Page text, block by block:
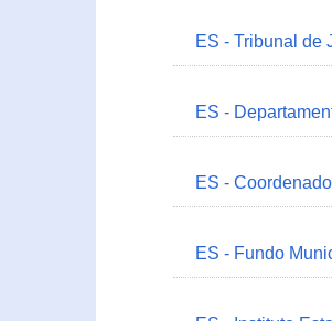
ES - Tribunal de
ES -
ES -
ES - Fundo